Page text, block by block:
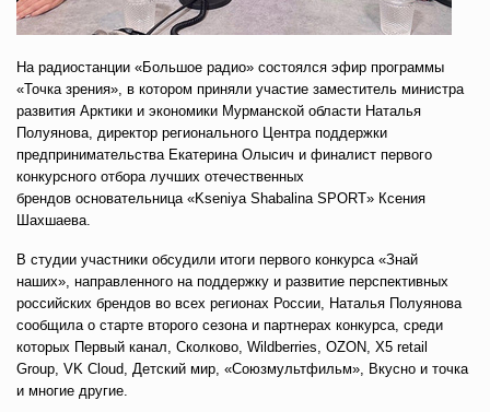
На радиостанции «Большое радио» состоялся эфир программы
«Точка зрения», в котором приняли участие заместитель министра
развития Арктики и экономики Мурманской области Наталья
Полуянова, директор регионального Центра поддержки
предпринимательства Екатерина Олысич и финалист первого
конкурсного отбора лучших отечественных
брендов основательница «Kseniya Shabalina SPORT» Ксения
Шахшаева.
В студии участники обсудили итоги первого конкурса «Знай
наших», направленного на поддержку и развитие перспективных
российских брендов во всех регионах России, Наталья Полуянова
сообщила о старте второго сезона и партнерах конкурса, среди
которых Первый канал, Сколково, Wildberries, OZON, X5 retail
Group, VK Cloud, Детский мир, «Союзмультфильм», Вкусно и точка
и многие другие.